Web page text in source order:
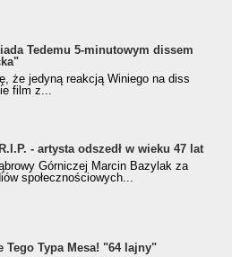
Tedemu 5-minutowym dissem
że jedyną reakcją Winiego na diss
film z...
- artysta odszedł w wieku 47 lat
Górniczej Marcin Bazylak za
społecznościowych...
Tego Typa Mesa! "64 lajny"